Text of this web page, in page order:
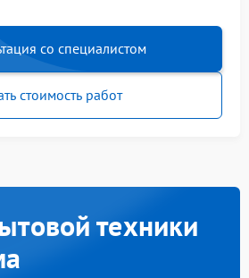
со специалистом
стоимость работ
техники